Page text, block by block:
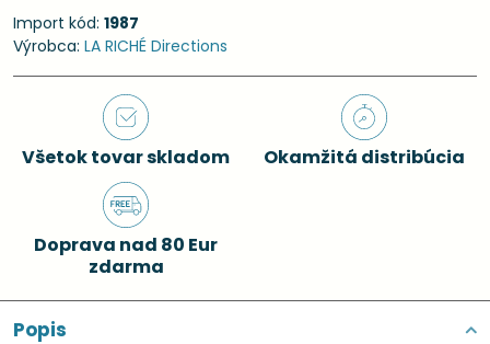
Import kód: 1987
Výrobca: LA RICHÉ Directions
Všetok tovar skladom Okamžitá distribúcia
Doprava nad 80 Eur
zdarma
Popis